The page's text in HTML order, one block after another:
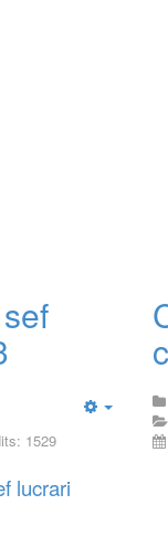
1529
lucrari